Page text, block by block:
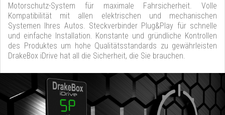
Motorschutz-System für maximale Fahrsicherheit. Volle
Kompatibilität mit allen elektrischen und mechanischen
Systemen Ihres Autos. Steckverbinder Plug&Play für schnelle
und einfache Installation. Konstante und gründliche Kontrollen
des Produktes um hohe Qualitätsstandards zu gewährleisten
DrakeBox iDrive hat all die Sicherheit, die Sie brauchen.